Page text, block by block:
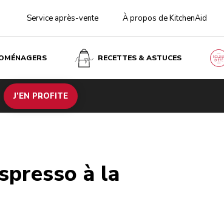
Service après-vente À propos de KitchenAid
RECETTES & ASTUCES
J’EN PROFITE
à la